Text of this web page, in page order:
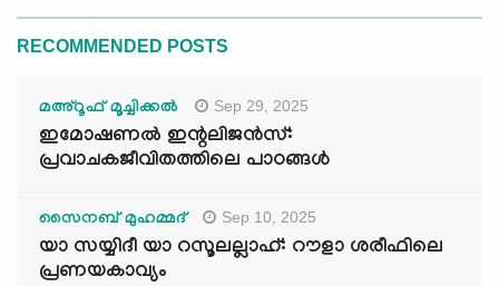
RECOMMENDED POSTS
മഅ്റൂഫ് മൂച്ചിക്കല്‍ Sep 29, 2025
ഇമോഷണൽ ഇന്റലിജൻസ്:
പ്രവാചകജീവിതത്തിലെ പാഠങ്ങൾ
സൈനബ് മുഹമ്മദ് Sep 10, 2025
യാ സയ്യിദീ യാ റസൂലല്ലാഹ്: റൗളാ ശരീഫിലെ
പ്രണയകാവ്യം